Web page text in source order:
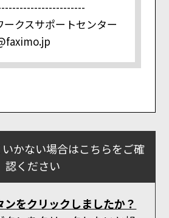
ークスサポートセンター
いかない場合はこちらをご確
認ください
ンをクリックしましたか？